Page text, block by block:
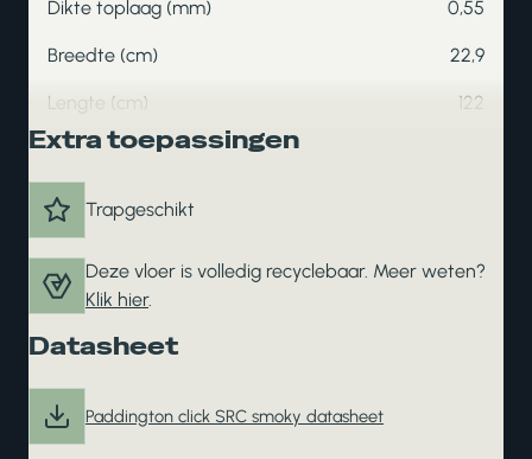
Dikte toplaag (mm) 0,55
Breedte (cm) 22,9
Lengte (cm) 122
Extra toepassingen
Trapgeschikt
Deze vloer is volledig recyclebaar. Meer weten?
Klik hier.
Datasheet
Paddington click SRC smoky datasheet